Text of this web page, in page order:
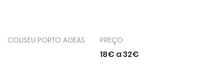
COLISEU PORTO AGEAS PREÇO
18€ a 32€